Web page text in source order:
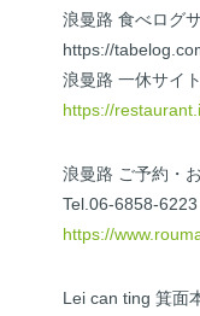
浪曼路 食べログ
https://
浪曼路 一休サイ
https://
浪曼路 ご予約・
Tel.06-6858-6223
https://
Lei can ting 箕面